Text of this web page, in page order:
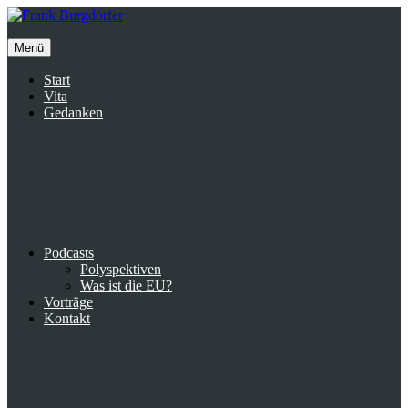
Inhalte
Menü
Start
Vita
Gedanken
Podcasts
Polyspektiven
Was ist die EU?
Vorträge
Kontakt